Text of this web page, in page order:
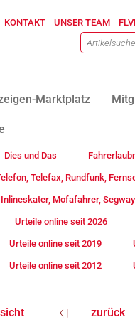
KONTAKT UNSER TEAM
Marktplatz
Dies und Das
Telefax, Rundfunk,
Mofafahrer,
Urteile online seit 2026
Urteile online seit 2019
Urteile online seit 2012
zurück